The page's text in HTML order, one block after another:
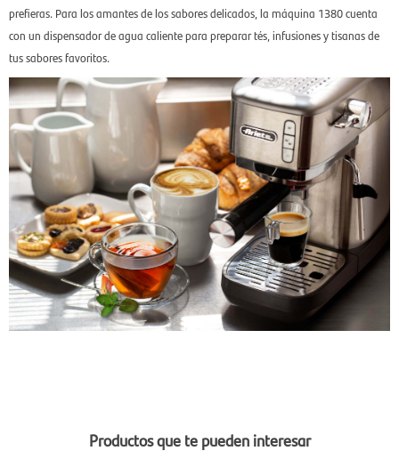
prefieras. Para los amantes de los sabores delicados, la máquina 1380 cuenta
con un dispensador de agua caliente para preparar tés, infusiones y tisanas de
tus sabores favoritos.
Productos que te pueden interesar